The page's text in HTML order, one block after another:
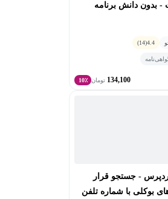
- بدون دانش برنامه
4.4
(14)
134,100 تومان 10٪
- جستجو قرار
بوکلی با شماره تلفن